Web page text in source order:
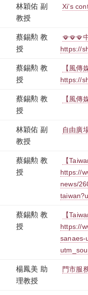
林穎佑 副
教授
Xi’s
蔡錫勲 教
授
🪭🪭🪭
https://
蔡錫勲 教
授
【風傳
https://
蔡錫勲 教
授
【風
林穎佑 副
教授
自由廣
蔡錫勲 教
授
【
https://
news/
蔡錫勲 教
授
【
https://
sanaes-
楊鳳美 助
理教授
門市服